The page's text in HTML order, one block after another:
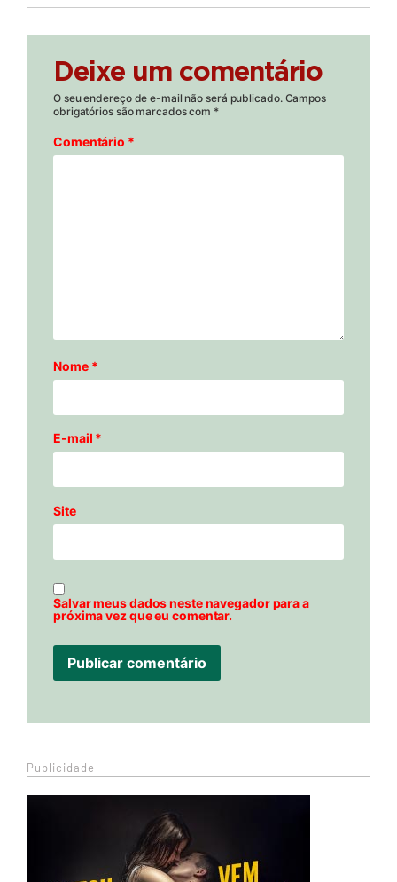
Deixe um comentário
O seu endereço de e-mail não será publicado. Campos
obrigatórios são marcados com *
Comentário *
Nome *
E-mail *
Site
Salvar meus dados neste navegador para a
próxima vez que eu comentar.
Publicidade